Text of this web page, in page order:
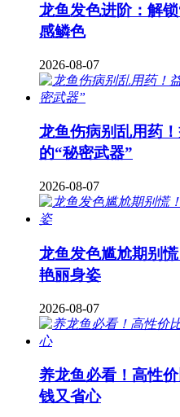
龙鱼发色进阶：解
感鳞色
2026-08-07
龙鱼伤病别乱用药
的“秘密武器”
2026-08-07
龙鱼发色尴尬期别
艳丽身姿
2026-08-07
养龙鱼必看！高性
钱又省心